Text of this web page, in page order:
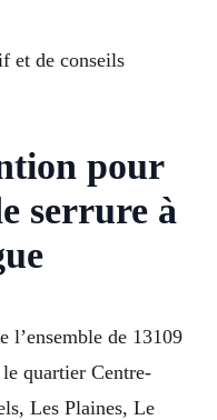
et de conseils
pour
serrure à
l’ensemble de 13109
quartier Centre-
Les Plaines, Le